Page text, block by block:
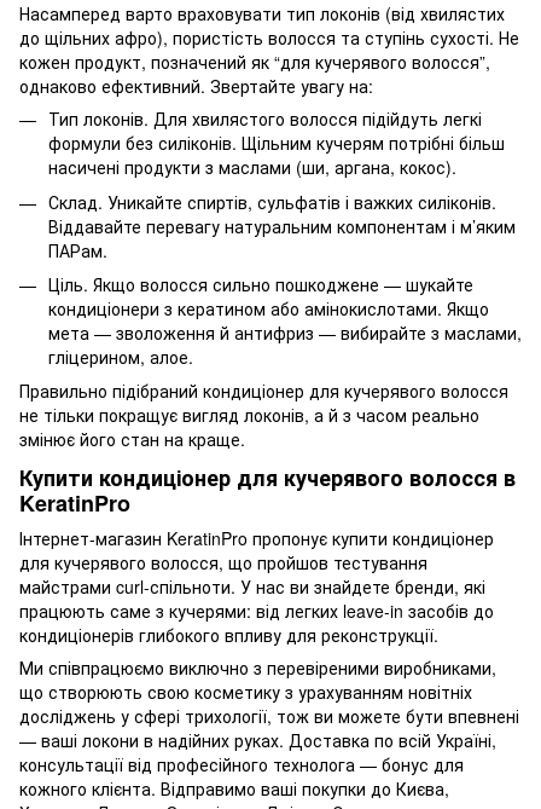
Насамперед варто враховувати тип локонів (від хвилястих
до щільних афро), пористість волосся та ступінь сухості. Не
кожен продукт, позначений як “для кучерявого волосся”,
однаково ефективний. Звертайте увагу на:
Тип локонів. Для хвилястого волосся підійдуть легкі
формули без силіконів. Щільним кучерям потрібні більш
насичені продукти з маслами (ши, аргана, кокос).
Склад. Уникайте спиртів, сульфатів і важких силіконів.
Віддавайте перевагу натуральним компонентам і м’яким
ПАРам.
Ціль. Якщо волосся сильно пошкоджене — шукайте
кондиціонери з кератином або амінокислотами. Якщо
мета — зволоження й антифриз — вибирайте з маслами,
гліцерином, алое.
Правильно підібраний кондиціонер для кучерявого волосся
не тільки покращує вигляд локонів, а й з часом реально
змінює його стан на краще.
Купити кондиціонер для кучерявого волосся в
KeratinPro
Інтернет-магазин KeratinPro пропонує купити кондиціонер
для кучерявого волосся, що пройшов тестування
майстрами curl-спільноти. У нас ви знайдете бренди, які
працюють саме з кучерями: від легких leave-in засобів до
кондиціонерів глибокого впливу для реконструкції.
Ми співпрацюємо виключно з перевіреними виробниками,
що створюють свою косметику з урахуванням новітніх
досліджень у сфері трихології, тож ви можете бути впевнені
— ваші локони в надійних руках. Доставка по всій Україні,
консультації від професійного технолога — бонус для
кожного клієнта. Відправимо ваші покупки до Києва,